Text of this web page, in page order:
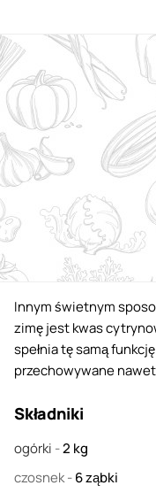
Innym świetnym
zimę jest kwas
spełnia tę samą
przechowywane
Składniki
ogórki -2 kg
czosnek-6ząbki